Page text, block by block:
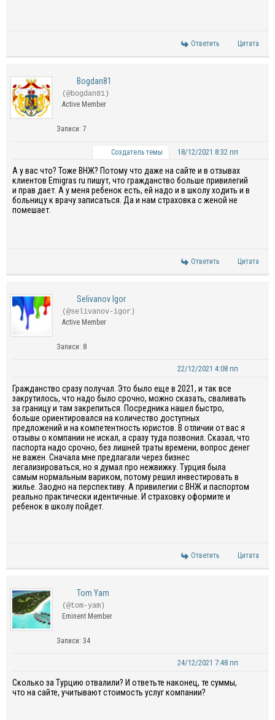
Ответить Цитата
Bogdan81
(@bogdan81)
Active Member
Записи: 7
Создатель темы 18/12/2021 8:32 пп
А у вас что? Тоже ВНЖ? Потому что даже на сайте и в отзывах
клиентов Emigras ru пишут, что гражданство больше привилегий
и прав дает. А у меня ребенок есть, ей надо и в школу ходить и в
больницу к врачу записаться. Да и нам страховка с женой не
помешает.
Ответить Цитата
Selivanov Igor
(@selivanov-igor)
Active Member
Записи: 8
22/12/2021 4:08 пп
Гражданство сразу получал. Это было еще в 2021, и так все
закрутилось, что надо было срочно, можно сказать, сваливать
за границу и там закрепиться. Посредника нашел быстро,
больше ориентировался на количество доступных
предложений и на компетентность юристов. В отличии от вас я
отзывы о компании не искал, а сразу туда позвонил. Сказал, что
паспорта надо срочно, без лишней траты времени, вопрос денег
не важен. Сначала мне предлагали через бизнес
легализироваться, но я думал про нежвижку. Турция была
самым нормальным вариком, потому решил инвестировать в
жилье. Заодно на перспективу. А привилегии с ВНЖ и паспортом
реально практически идентичные. И страховку оформите и
ребенок в школу пойдет.
Ответить Цитата
Tom Yam
(@tom-yam)
Eminent Member
Записи: 34
24/12/2021 7:48 пп
Сколько за Турцию отвалили? И ответьте наконец, те суммы,
что на сайте, учитывают стоимость услуг компании?